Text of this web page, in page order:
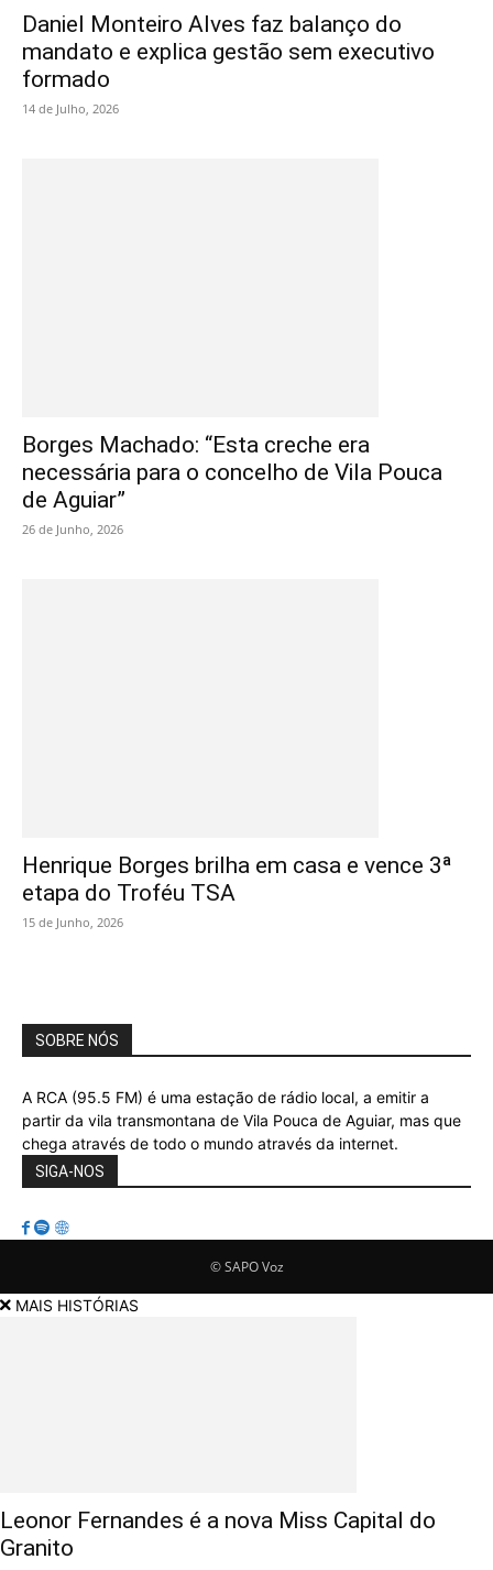
Daniel Monteiro Alves faz balanço do
mandato e explica gestão sem executivo
formado
14 de Julho, 2026
Borges Machado: “Esta creche era
necessária para o concelho de Vila Pouca
de Aguiar”
26 de Junho, 2026
Henrique Borges brilha em casa e vence 3ª
etapa do Troféu TSA
15 de Junho, 2026
SOBRE NÓS
A RCA (95.5 FM) é uma estação de rádio local, a emitir a
partir da vila transmontana de Vila Pouca de Aguiar, mas que
chega através de todo o mundo através da internet.
SIGA-NOS
© SAPO Voz
MAIS HISTÓRIAS
Leonor Fernandes é a nova Miss Capital do
Granito